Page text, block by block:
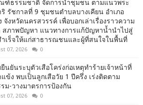
ฑ์ธรรมชาติ จัดการน้ำชุมชน ตามแนวพระ
รัชกาลที่ 9 ชุมชนตำบลบางเคียน อำเภอ
จังหวัดนครสวรรค์ เพื่อบอกเล่าเรื่องราวความ
สภาพปัญหา แนวทางการแก้ปัญหาน้ำนำไปสู่
ำเร็จให้แก่สาธารณชนและผู้ที่สนใจในพื้นที่
07, 2026 0
นยันระบุตัวเสือโคร่งก่อเหตุทำร้ายเจ้าหน้าที่
ข้ง พบเป็นลูกเสือวัย 1 ปีครึ่ง เร่งติดตาม
ม-วางมาตรการป้องกัน
07, 2026 0